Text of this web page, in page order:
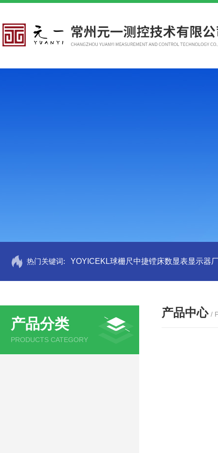
热门关键词: YOYICEKL球栅尺中捷镗床数显表显示器
产品分类
PRODUCTS CATEGORY
产品中心 /